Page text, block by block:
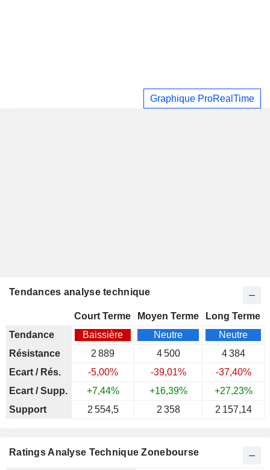
Graphique ProRealTime
Tendances analyse technique
Court Terme Moyen Terme
Long Terme
Tendance
Baissière Neutre
Neutre
Résistance
2 889 4 500
4 384
Ecart / Rés.
-5,00% -39,01%
-37,40%
Ecart / Supp.
+7,44% +16,39%
+27,23%
Support
2 554,5 2 358 2 157,14
Ratings Analyse Technique Zonebourse